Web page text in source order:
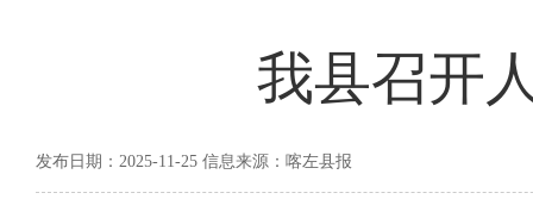
我县召开
发布日期：2025-11-25 信息来源：喀左县报